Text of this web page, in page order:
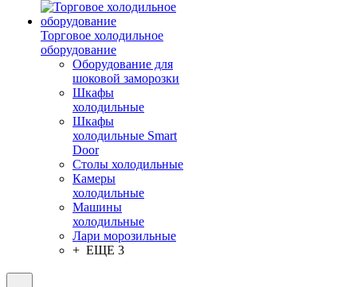
Торговое холодильное
оборудование
Оборудование для
шоковой заморозки
Шкафы
холодильные
Шкафы
холодильные Smart
Door
Столы холодильные
Камеры
холодильные
Машины
холодильные
Лари морозильные
+ ЕЩЕ 3